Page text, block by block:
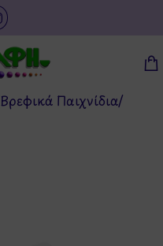
Βρεφικά Παιχνίδια/